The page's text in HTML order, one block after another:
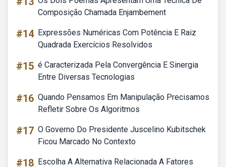
Composição Chamada Enjambement
#14 Expressões Numéricas Com Potência E Raiz
Quadrada Exercícios Resolvidos
#15 é Caracterizada Pela Convergência E Sinergia
Entre Diversas Tecnologias
#16 Quando Pensamos Em Manipulação Precisamos
Refletir Sobre Os Algoritmos
#17 O Governo Do Presidente Juscelino Kubitschek
Ficou Marcado No Contexto
#18 Escolha A Alternativa Relacionada A Fatores